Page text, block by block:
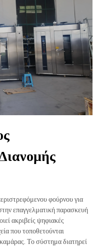
φούρνου για
επαγγελματική παρασκευή
ακριβείς ψηφιακές
που τοποθετούνται
Το σύστημα διατηρεί